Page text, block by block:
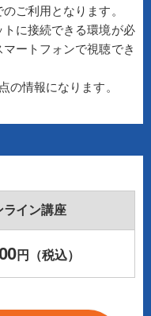
ご利用となります。
に接続できる環境が必
ートフォンで視聴でき
情報になります。
ライン講座
円（税込）